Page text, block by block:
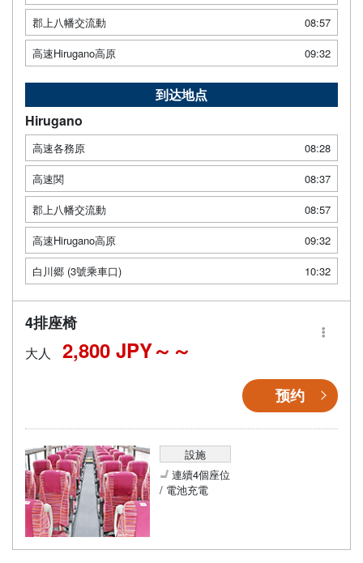
郡上八幡交流動
08:57
高速Hirugano高原
09:32
到达地点
Hirugano
高速各務原
08:28
高速関
08:37
郡上八幡交流動
08:57
高速Hirugano高原
09:32
白川郷 (3號乘車口)
10:32
4排座椅
大人 2,800 JPY～
预约
設施
連續4個座位
/ 電池充電